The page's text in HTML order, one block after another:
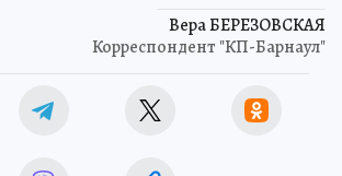
Вера БЕРЕЗОВСКАЯ
Корреспондент "КП-Барнаул"